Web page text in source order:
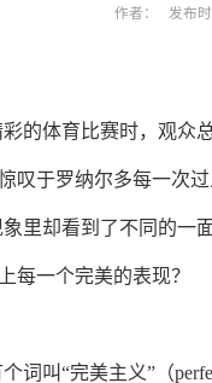
作者： 发布
的体育比赛时，观众
叹于罗纳尔多每一次
里却看到了不同的一
每一个完美的表现？
词叫“完美主义”（